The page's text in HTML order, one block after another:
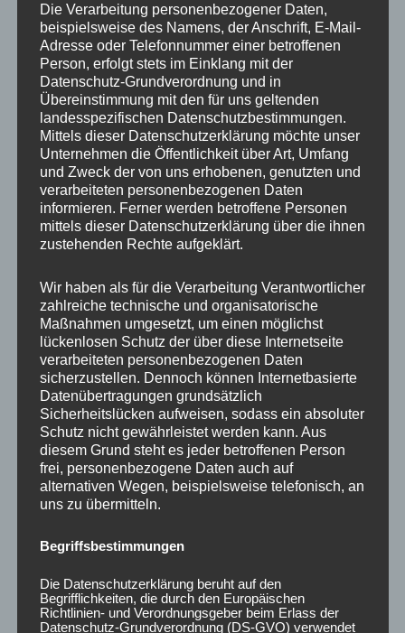
Grundfarbe Silber
Material Stahl
Ähnliche Produkte
20x Radmutter LUG
NUTS OFFEN M12 x
1,25 x 45 mm
Kegelbund 60° Rot
50,00€ *
Bewertet
mit
0
20x Radmutter LUG
NUTS OFFEN M12 x
1,25 x 45 mm
Kegelbund 60° Neo
60,00€ *
Bewertet
mit
0
Die Verarbeitung personenbezogener Daten,
beispielsweise des Namens, der Anschrift, E-Mail-
Adresse oder Telefonnummer einer betroffenen
Person, erfolgt stets im Einklang mit der
Datenschutz-Grundverordnung und in
Übereinstimmung mit den für uns geltenden
landesspezifischen Datenschutzbestimmungen.
Mittels dieser Datenschutzerklärung möchte unser
Unternehmen die Öffentlichkeit über Art, Umfang
und Zweck der von uns erhobenen, genutzten und
verarbeiteten personenbezogenen Daten
informieren. Ferner werden betroffene Personen
mittels dieser Datenschutzerklärung über die ihnen
zustehenden Rechte aufgeklärt.
Wir haben als für die Verarbeitung Verantwortlicher
zahlreiche technische und organisatorische
Maßnahmen umgesetzt, um einen möglichst
lückenlosen Schutz der über diese Internetseite
verarbeiteten personenbezogenen Daten
sicherzustellen. Dennoch können Internetbasierte
Datenübertragungen grundsätzlich
Sicherheitslücken aufweisen, sodass ein absoluter
Schutz nicht gewährleistet werden kann. Aus
diesem Grund steht es jeder betroffenen Person
frei, personenbezogene Daten auch auf
alternativen Wegen, beispielsweise telefonisch, an
uns zu übermitteln.
Begriffsbestimmungen
Die Datenschutzerklärung beruht auf den
Begrifflichkeiten, die durch den Europäischen
Richtlinien- und Verordnungsgeber beim Erlass der
Datenschutz-Grundverordnung (DS-GVO) verwendet